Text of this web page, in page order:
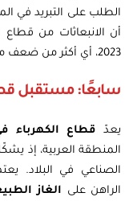
الطلب على التبريد في
2023، أي أكثر من ضعف مستويات عام 2000 في المنطقة.
سابعًا: مستقبل
يعدّقطاع الكهرباء
المنطقة العربية، إذ
الصناعي في البلاد.
الراهن على الغاز